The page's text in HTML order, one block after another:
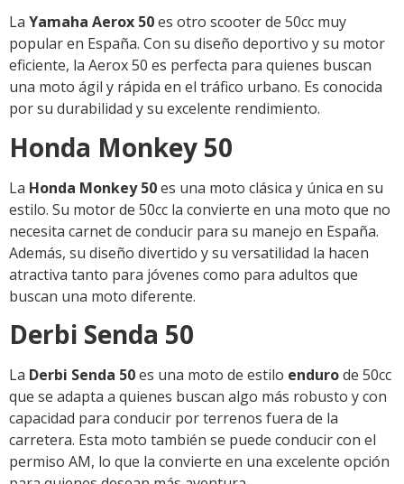
La Yamaha Aerox 50es otro scooter de 50cc muy
popular en España. Con su diseño deportivo y su motor
eficiente, la Aerox 50 es perfecta para quienes buscan
una moto ágil y rápida en el tráfico urbano. Es conocida
por su durabilidad y su excelente rendimiento.
Honda Monkey 50
La Honda Monkey 50es una moto clásica y única en su
estilo. Su motor de 50cc la convierte en una moto que no
necesita carnet de conducir para su manejo en España.
Además, su diseño divertido y su versatilidad la hacen
atractiva tanto para jóvenes como para adultos que
buscan una moto diferente.
Derbi Senda 50
La Derbi Senda 50es una moto de estilo endurode 50cc
que se adapta a quienes buscan algo más robusto y con
capacidad para conducir por terrenos fuera de la
carretera. Esta moto también se puede conducir con el
permiso AM, lo que la convierte en una excelente opción